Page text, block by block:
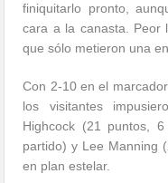
finiquitarlo pronto,
cara a la canasta. Peor
que sólo metieron una
Con 2-10 en el
los visitantes
Highcock (21 puntos,
partido) y Lee Manning
en plan estelar.